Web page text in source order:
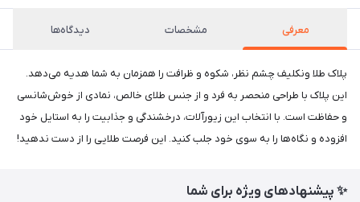
معرفی مشخصات دیدگاه‌ها
پلاک طلا ونکلیف چشم نظر، شکوه و ظرافت را همزمان به شما هدیه می‌دهد.
این پلاک با طراحی منحصر به فرد و از جنس طلای خالص، نمادی از خوش‌شانسی
و حفاظت است. با انتخاب این زیورآلات، درخشندگی و جذابیت را به استایل خود
افزوده و نگاه‌ها را به سوی خود جلب کنید. این فرصت طلایی را از دست ندهید!
✨ پیشنهادهای ویژه برای شما